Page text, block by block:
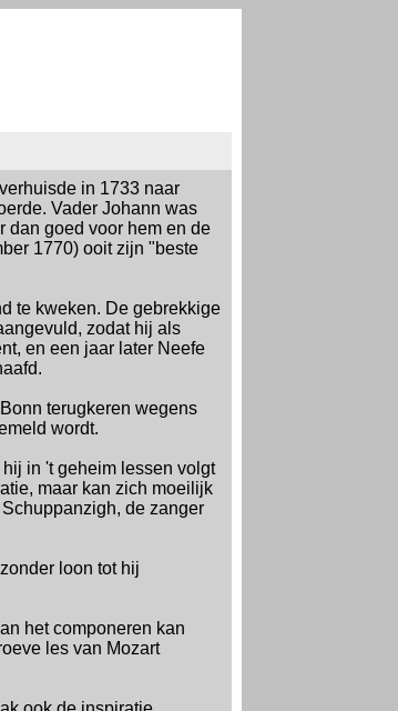
in 1733 naar
Vader Johann was
dan goed voor hem en de
1770) ooit zijn "beste
te kweken. De gebrekkige
zodat hij als
en een jaar later Neefe
terugkeren wegens
wordt.
in 't geheim lessen volgt
maar kan zich moeilijk
de zanger
loon tot hij
het componeren kan
les van Mozart